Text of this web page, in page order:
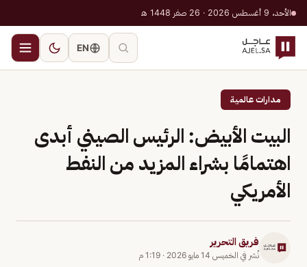
الأحد، 9 أغسطس 2026 · 26 صفر 1448 هـ
EN
مدارات عالمية
البيت الأبيض: الرئيس الصيني أبدى
اهتمامًا بشراء المزيد من النفط
الأمريكي
فريق التحرير
نُشر في الخميس 14 مايو 2026 · 1:19 م